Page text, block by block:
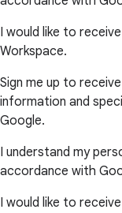
I would like to
Workspace.
Sign me up to
information and
Google.
I understand my
accordance with
I would like to